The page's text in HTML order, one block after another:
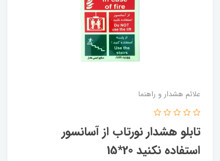
علائم هشدار و راهنما
تابلو هشدار نورتاب از آسانسور
استفاده نکنید 20*15